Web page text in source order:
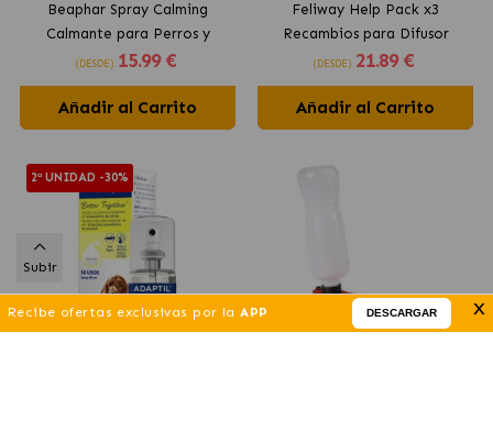
Beaphar Spray Calming
Calmante para Perros y
Gatos 125 ml
(DESDE) 15.99 €
Añadir al Carrito
Feliway Help Pack x3
Recambios para Difusor
Anti-Estrés para Gatos
(DESDE) 21.89 €
Añadir al Carrito
2ª UNIDAD -30%
Recibe ofertas exclusivas por laAPP DESCARGAR x
Subir